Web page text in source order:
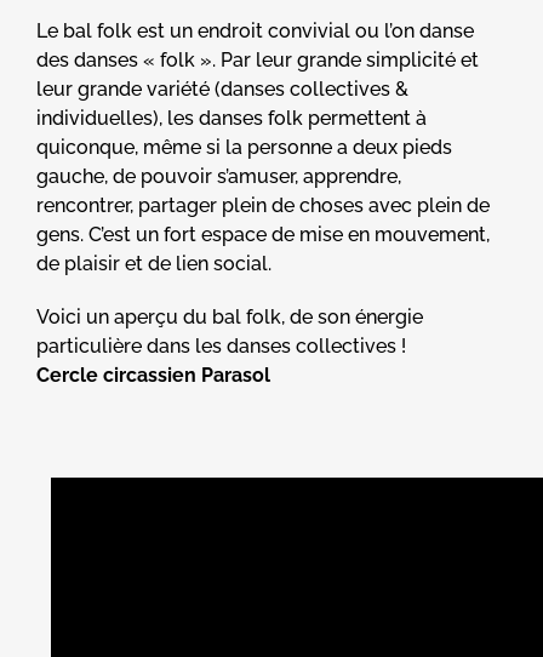
Le bal folk est un endroit convivial ou l’on danse
des danses « folk ». Par leur grande simplicité et
leur grande variété (danses collectives &
individuelles), les danses folk permettent à
quiconque, même si la personne a deux pieds
gauche, de pouvoir s’amuser, apprendre,
rencontrer, partager plein de choses avec plein de
gens. C’est un fort espace de mise en mouvement,
de plaisir et de lien social.
Voici un aperçu du bal folk, de son énergie
particulière dans les danses collectives !
Cercle circassien Parasol